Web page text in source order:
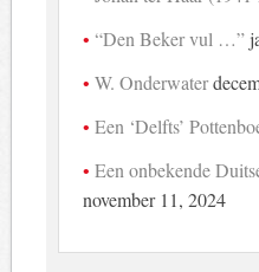
“Den Beker vul …”
W. Onderwater
Een ‘Delfts’
Een onbekende
november 11, 2024